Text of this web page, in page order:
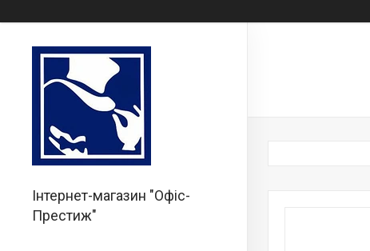
Інтернет-магазин "Офіс-
Престиж"